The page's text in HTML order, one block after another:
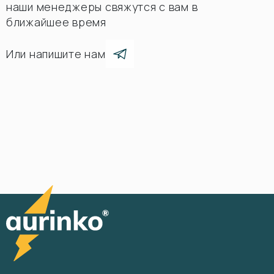
наши менеджеры свяжутся с вам в
ближайшее время
Или напишите нам